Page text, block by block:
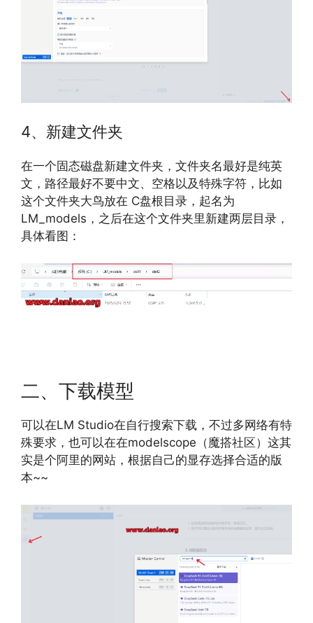
4、新建文件夹
在一个固态磁盘新建文件夹，文件夹名最好是纯英
文，路径最好不要中文、空格以及特殊字符，比如
这个文件夹大鸟放在 C盘根目录，起名为
LM_models，之后在这个文件夹里新建两层目录，
具体看图：
二、下载模型
可以在LM Studio在自行搜索下载，不过多网络有特
殊要求，也可以在在modelscope（魔搭社区）这其
实是个阿里的网站，根据自己的显存选择合适的版
本~~